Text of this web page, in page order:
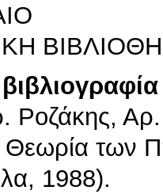
Ροζάκης,
Θεωρία
1988).